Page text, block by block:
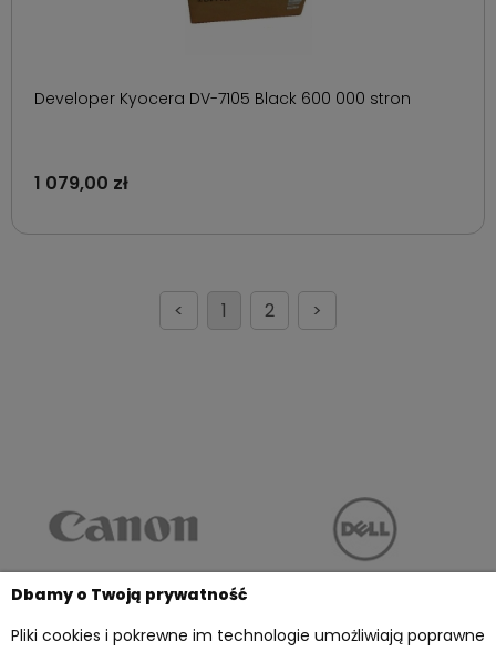
Developer Kyocera DV-7105 Black 600 000 stron
1 079,00 zł
< 1 2 >
Dbamy o Twoją prywatność
Pliki cookies i pokrewne im technologie umożliwiają poprawne